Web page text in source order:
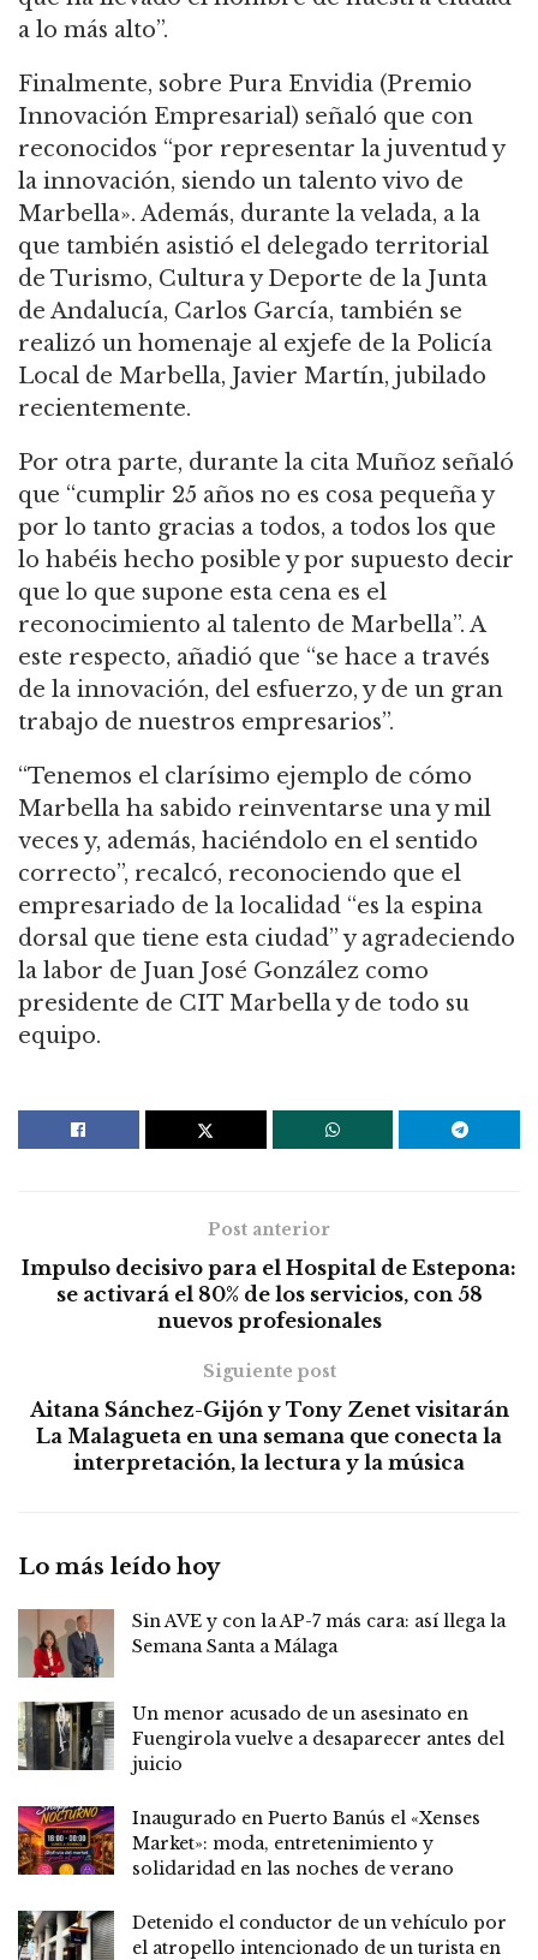
a lo más alto”.
Finalmente, sobre Pura Envidia (Premio
Innovación Empresarial) señaló que con
reconocidos “por representar la juventud y
la innovación, siendo un talento vivo de
Marbella». Además, durante la velada, a la
que también asistió el delegado territorial
de Turismo, Cultura y Deporte de la Junta
de Andalucía, Carlos García, también se
realizó un homenaje al exjefe de la Policía
Local de Marbella, Javier Martín, jubilado
recientemente.
Por otra parte, durante la cita Muñoz señaló
que “cumplir 25 años no es cosa pequeña y
por lo tanto gracias a todos, a todos los que
lo habéis hecho posible y por supuesto decir
que lo que supone esta cena es el
reconocimiento al talento de Marbella”. A
este respecto, añadió que “se hace a través
de la innovación, del esfuerzo, y de un gran
trabajo de nuestros empresarios”.
“Tenemos el clarísimo ejemplo de cómo
Marbella ha sabido reinventarse una y mil
veces y, además, haciéndolo en el sentido
correcto”, recalcó, reconociendo que el
empresariado de la localidad “es la espina
dorsal que tiene esta ciudad” y agradeciendo
la labor de Juan José González como
presidente de CIT Marbella y de todo su
equipo.
Post anterior
Impulso decisivo para el Hospital de Estepona:
se activará el 80% de los servicios, con 58
nuevos profesionales
Siguiente post
Aitana Sánchez-Gijón y Tony Zenet visitarán
La Malagueta en una semana que conecta la
interpretación, la lectura y la música
Lo más leído hoy
Sin AVE y con la AP-7 más cara: así llega la
Semana Santa a Málaga
Un menor acusado de un asesinato en
Fuengirola vuelve a desaparecer antes del
juicio
Inaugurado en Puerto Banús el «Xenses
Market»: moda, entretenimiento y
solidaridad en las noches de verano
Detenido el conductor de un vehículo por
el atropello intencionado de un turista en